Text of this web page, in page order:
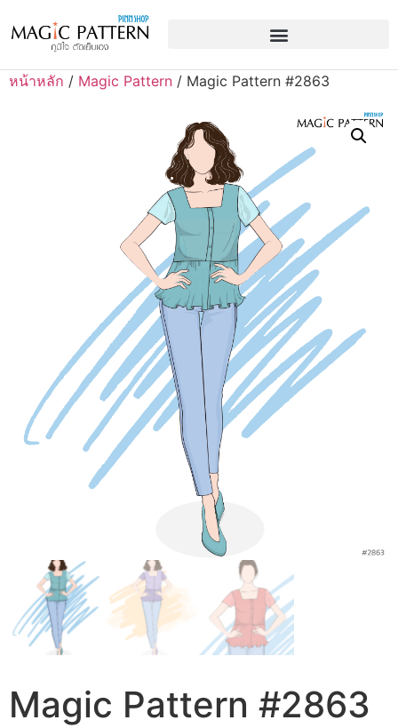
หน้าหลัก / Magic Pattern / Magic Pattern #2863
Magic Pattern #2863